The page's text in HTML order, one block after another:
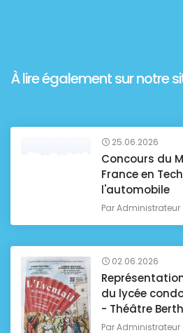
À lire également sur notre
25.06.2026
Concours du
France en
l'automobile
ParAdministrateur
02.06.2026
du lycée
- Théâtre
ParAdministrateur